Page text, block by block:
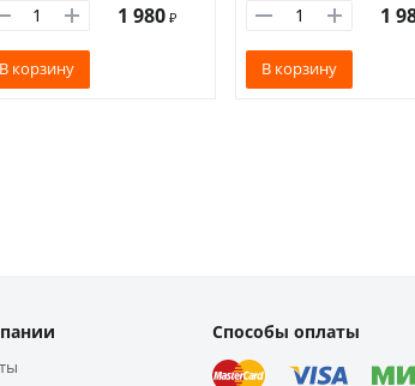
1 980 ₽
В корзину
1
В корзину
Способы оплаты